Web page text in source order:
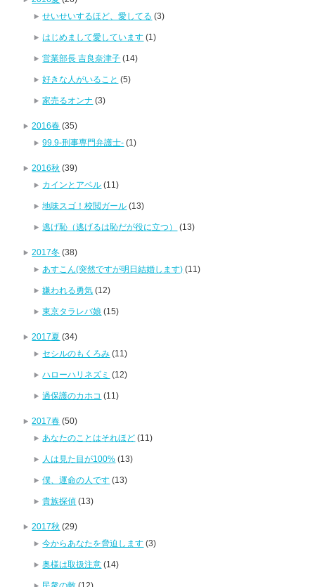
せいせいするほど、愛してる (3)
はじめまして愛しています (1)
営業部長 吉良奈津子 (14)
好きな人がいること (5)
家売るオンナ (3)
2016春 (35)
99.9-刑事専門弁護士- (1)
2016秋 (39)
カインとアベル (11)
地味スゴ！校閲ガール (13)
逃げ恥（逃げるは恥だが役に立つ） (13)
2017冬 (38)
あすこん(突然ですが明日結婚します) (11)
嫌われる勇気 (12)
東京タラレバ娘 (15)
2017夏 (34)
セシルのもくろみ (11)
ハローハリネズミ (12)
過保護のカホコ (11)
2017春 (50)
あなたのことはそれほど (11)
人は見た目が100% (13)
僕、運命の人です (13)
貴族探偵 (13)
2017秋 (29)
今からあなたを脅迫します (3)
奥様は取扱注意 (14)